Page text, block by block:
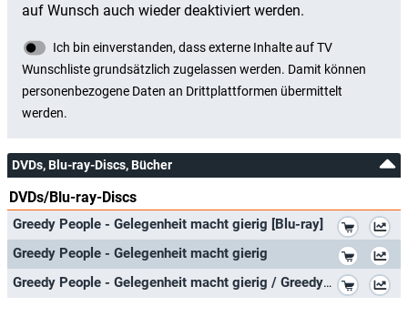
DVDs, Blu-ray-Discs, Bücher
DVDs/Blu-ray-Discs
Greedy People - Gelegenheit macht gierig [Blu-ray]
Greedy People - Gelegenheit macht gierig
Greedy People - Gelegenheit macht gierig / Greedy People ( ) [ Australische Import ] (Blu-Ray)